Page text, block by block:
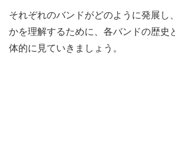
それぞれのバンドがどのように発展し
かを理解するために、各バンドの歴史
体的に見ていきましょう。